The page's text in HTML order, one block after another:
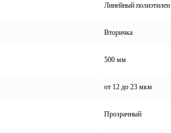
Линейный полиэтилен
Вторичка
500 мм
от 12 до 23 мкм
Прозрачный